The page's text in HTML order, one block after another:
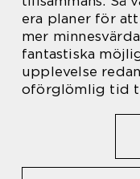
era planer för
mer
fantastiska
upplevelse
oförglömlig tid